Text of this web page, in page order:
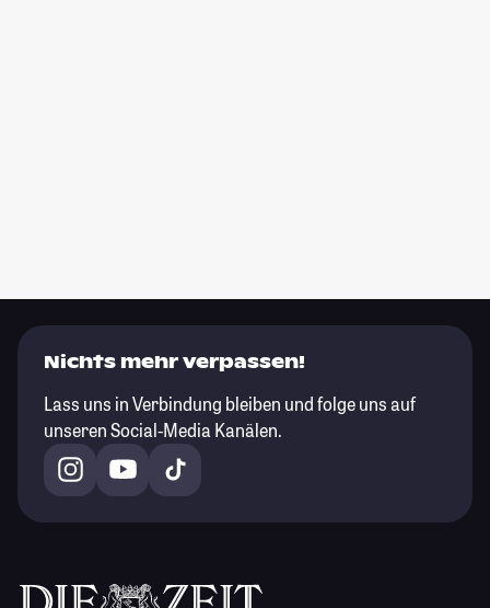
Nichts mehr verpassen!
Lass uns in Verbindung bleiben und folge uns auf
unseren Social-Media Kanälen.